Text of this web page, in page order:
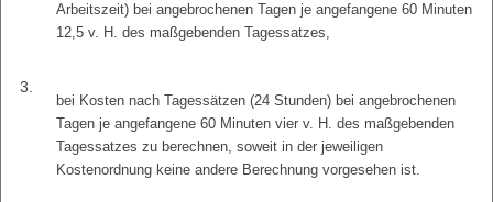
Arbeitszeit) bei angebrochenen Tagen je angefangene 60 Minuten
12,5 v. H. des maßgebenden Tagessatzes,
3.
bei Kosten nach Tagessätzen (24 Stunden) bei angebrochenen
Tagen je angefangene 60 Minuten vier v. H. des maßgebenden
Tagessatzes zu berechnen, soweit in der jeweiligen
Kostenordnung keine andere Berechnung vorgesehen ist.